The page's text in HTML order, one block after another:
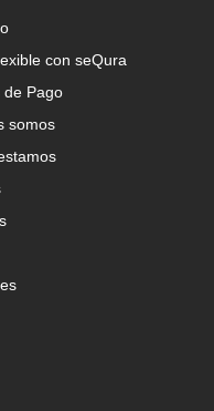
con seQura
de Pago
somos